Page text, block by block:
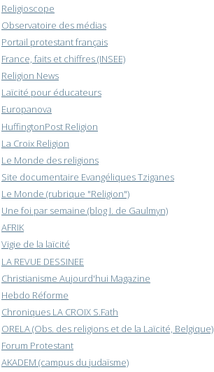
Religioscope
Observatoire des médias
Portail protestant français
France, faits et chiffres (INSEE)
Religion News
Laïcité pour éducateurs
Europanova
HuffingtonPost Religion
La Croix Religion
Le Monde des religions
Site documentaire Evangéliques Tziganes
Le Monde (rubrique "Religion")
Une foi par semaine (blog I. de Gaulmyn)
AFRIK
Vigie de la laïcité
LA REVUE DESSINEE
Christianisme Aujourd'hui Magazine
Hebdo Réforme
Chroniques LA CROIX S.Fath
ORELA (Obs. des religions et de la Laïcité, Belgique)
Forum Protestant
AKADEM (campus du judaïsme)